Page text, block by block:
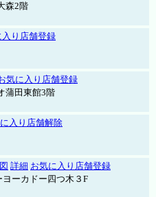
森2階
入り店舗登録
気に入り店舗登録
蒲田東館3階
入り店舗解除
詳細 お気に入り店舗登録
ーカドー四つ木３F